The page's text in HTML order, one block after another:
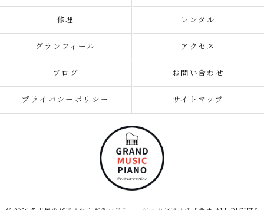
修理 レンタル
グランフィール アクセス
ブログ お問い合わせ
プライバシーポリシー サイトマップ